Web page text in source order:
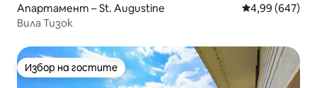
Апартамент – St. Augustine Средна
4,99 (647)
Вила Тизок
Избор на гостите
Избор на гостите